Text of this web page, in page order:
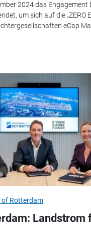
2024 das Engagement
um sich auf die „ZERO
eCap
Rotterdam
Landstrom